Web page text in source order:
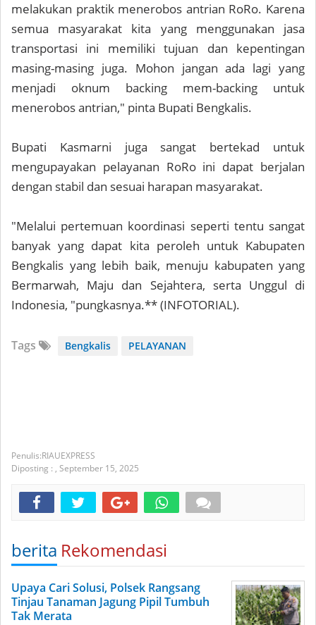
melakukan praktik menerobos antrian RoRo. Karena
semua masyarakat kita yang menggunakan jasa
transportasi ini memiliki tujuan dan kepentingan
masing-masing juga. Mohon jangan ada lagi yang
menjadi oknum backing mem-backing untuk
menerobos antrian," pinta Bupati Bengkalis.
Bupati Kasmarni juga sangat bertekad untuk
mengupayakan pelayanan RoRo ini dapat berjalan
dengan stabil dan sesuai harapan masyarakat.
"Melalui pertemuan koordinasi seperti tentu sangat
banyak yang dapat kita peroleh untuk Kabupaten
Bengkalis yang lebih baik, menuju kabupaten yang
Bermarwah, Maju dan Sejahtera, serta Unggul di
Indonesia, "pungkasnya.** (INFOTORIAL).
Tags Bengkalis PELAYANAN
RIAUEXPRESS
Diposting : , September 15, 2025
berita Rekomendasi
Upaya Cari Solusi, Polsek Rangsang
Tinjau Tanaman Jagung Pipil Tumbuh
Tak Merata